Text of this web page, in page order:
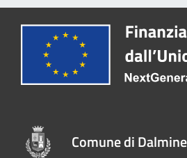
Comune di Dalmine